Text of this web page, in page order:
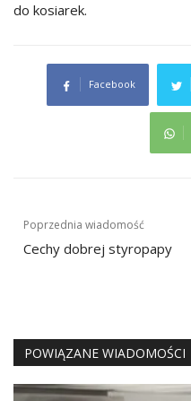
do kosiarek.
Facebook
Nawigacja
wpisu
Poprzednia wiadomość
Cechy dobrej styropapy
POWIĄZANE WIADOMOŚCI